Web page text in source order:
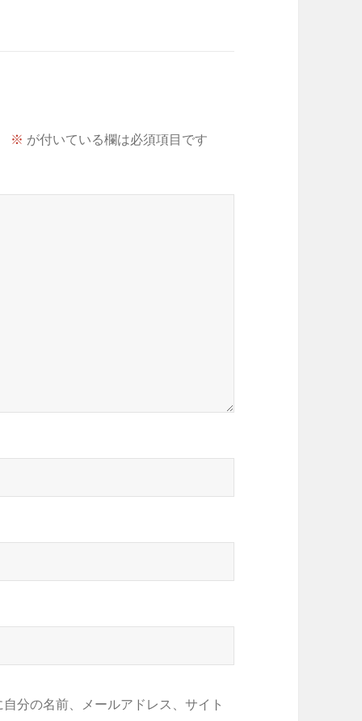
※ が付いている欄は必須項目です
分の名前、メールアドレス、サイト